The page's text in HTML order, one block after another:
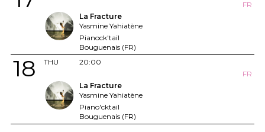
FR
La Fracture
Yasmine Yahiatène
Pianock'tail
Bouguenais (FR)
THU
18
20:00
FR
La Fracture
Yasmine Yahiatène
Piano'cktail
Bouguenais (FR)